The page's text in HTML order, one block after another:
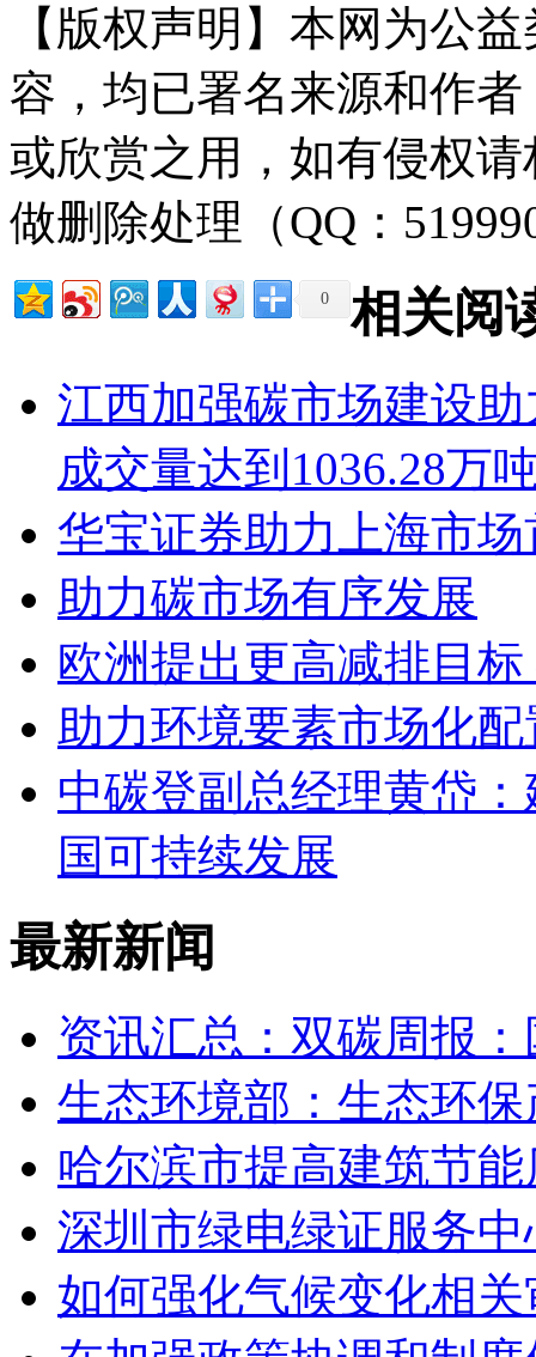
【版权声明】本网为公
容，均已署名来源和作
或欣赏之用，如有侵权
做删除处理（QQ：
0 相关阅
江西加强碳市场建设
成交量达到1036.28万
华宝证券助力上海市
助力碳市场有序发展
欧洲提出更高减排目
助力环境要素市场化
中碳登副总经理黄岱
国可持续发展
最新新闻
资讯汇总：双碳周报
生态环境部：生态环
哈尔滨市提高建筑节
深圳市绿电绿证服务
如何强化气候变化相